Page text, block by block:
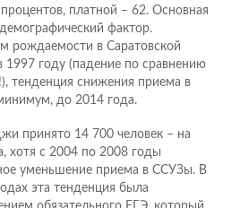
платной – 62. Основная
фактор.
рождаемости в Саратовской
1997 году (падение по сравнению
тенденция снижения приема в
до 2014 года.
принято 14 700 человек – на
хотя с 2004 по 2008 годы
уменьшение приема в ССУЗы. В
эта тенденция была